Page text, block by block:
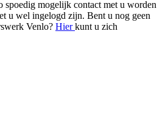
spoedig mogelijk contact met u worden
u wel ingelogd zijn. Bent u nog geen
Venlo? Hierkunt u zich